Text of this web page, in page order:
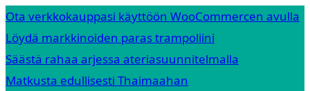
Ota verkkokauppasi käyttöön WooCommercen avulla
Löydä markkinoiden paras trampoliini
Säästä rahaa arjessa ateriasuunnitelmalla
Matkusta edullisesti Thaimaahan